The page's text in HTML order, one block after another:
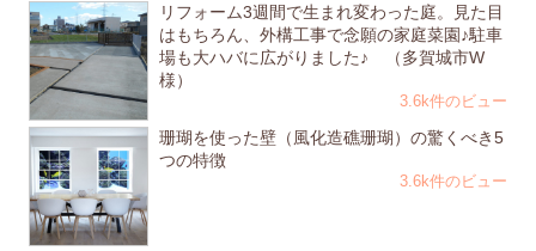
リフォーム3週間で生まれ変わった庭。見た目
はもちろん、外構工事で念願の家庭菜園♪駐車
場も大ハバに広がりました♪ （多賀城市W
様）
3.6k件のビュー
珊瑚を使った壁（風化造礁珊瑚）の驚くべき5
つの特徴
3.6k件のビュー